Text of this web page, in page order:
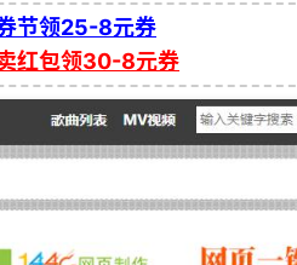
节领25-8元券
红包领30-8元券